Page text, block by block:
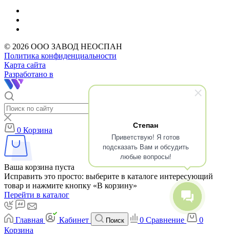
Степан
Приветствую! Я готов
подсказать Вам и обсудить
любые вопросы!
© 2026 ООО ЗАВОД НЕОСПАН
Политика конфиденциальности
Карта сайта
Разработано в
0 Корзина
Ваша корзина пуста
Исправить это просто: выберите в каталоге интересующий
товар и нажмите кнопку «В корзину»
Перейти в каталог
Главная Кабинет Поиск 0 Сравнение
0
Корзина